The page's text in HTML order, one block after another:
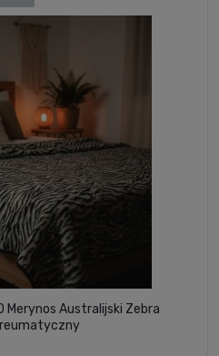
Merynos Australijski Zebra